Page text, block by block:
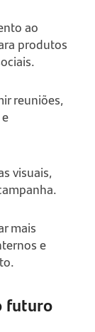
ao
produtos
reuniões,
visuais,
mais
e
futuro